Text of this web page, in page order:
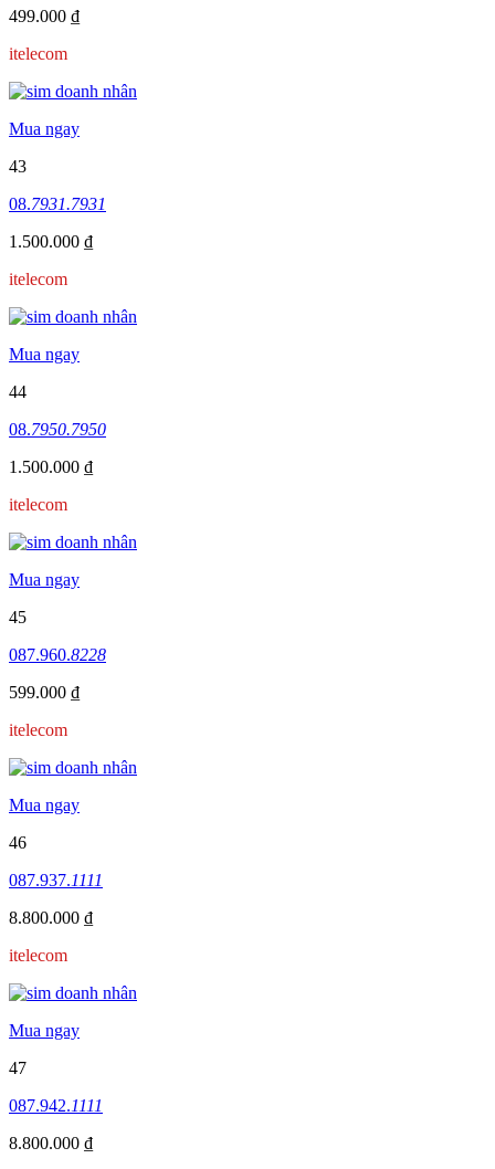
499.000 ₫
itelecom
Mua ngay
43
08.7931.7931
1.500.000 ₫
itelecom
Mua ngay
44
08.7950.7950
1.500.000 ₫
itelecom
Mua ngay
45
087.960.8228
599.000 ₫
itelecom
Mua ngay
46
087.937.1111
8.800.000 ₫
itelecom
Mua ngay
47
087.942.1111
8.800.000 ₫